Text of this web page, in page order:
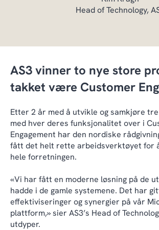
Head of Technology,
AS3 vinner to nye store
takket være Customer
Etter 2 år med å utvikle og samkjøre
med hver deres funksjonalitet over i
Engagement har den nordiske
fått det helt rette arbeidsverktøyet for
hele forretningen.
«Vi har fått en moderne løsning på de
hadde i de gamle systemene. Det har
effektiviseringer og synergier på vår
plattform,» sier AS3’s Head of
utdyper.